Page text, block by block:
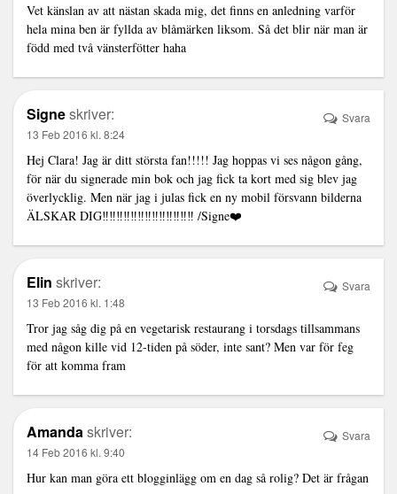
Vet känslan av att nästan skada mig, det finns en anledning varför
hela mina ben är fyllda av blåmärken liksom. Så det blir när man är
född med två vänsterfötter haha
Signeskriver:
13 Feb 2016 kl. 8:24
Hej Clara! Jag är ditt största fan!!!!! Jag hoppas vi ses någon gång,
för när du signerade min bok och jag fick ta kort med sig blev jag
överlycklig. Men när jag i julas fick en ny mobil försvann bilderna
ÄLSKAR DIG‼️‼️‼️‼️‼️‼️‼️‼️‼️‼️‼️‼️‼️ /Signe❤️
Svara
Elin skriver:
13 Feb 2016 kl. 1:48
Tror jag såg dig på en vegetarisk restaurang i torsdags tillsammans
med någon kille vid 12-tiden på söder, inte sant? Men var för feg
för att komma fram
Svara
Amandaskriver:
14 Feb 2016 kl. 9:40
Hur kan man göra ett blogginlägg om en dag så rolig? Det är frågan
Svara